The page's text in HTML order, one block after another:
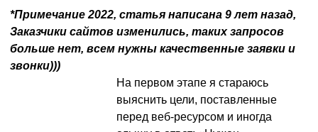
*Примечание 2022, статья написана 9 лет назад,
Заказчики сайтов изменились, таких запросов
больше нет, всем нужны качественные заявки и
звонки)))
На первом этапе я стараюсь
выяснить цели, поставленные
перед веб-ресурсом и иногда